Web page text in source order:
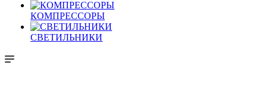
КОМПРЕССОРЫ
СВЕТИЛЬНИКИ